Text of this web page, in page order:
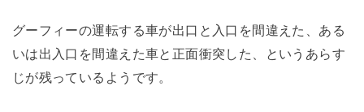
グーフィーの運転する車が出口と入口を間違えた、ある
いは出入口を間違えた車と正面衝突した、というあらす
じが残っているようです。